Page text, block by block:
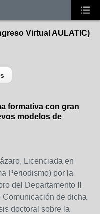
Virtual AULATIC)
formativa con gran
modelos de
Licenciada en
Periodismo) por la
del Departamento II
de dicha
doctoral sobre la